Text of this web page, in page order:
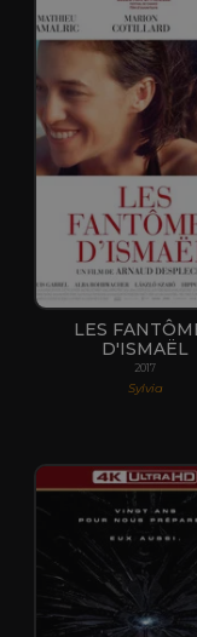
LES
D'ISMAËL
2017
Sylvia